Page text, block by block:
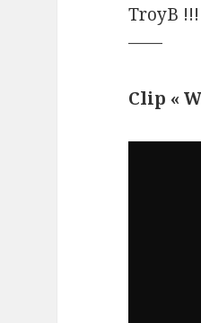
TroyB !!!
——
Clip «